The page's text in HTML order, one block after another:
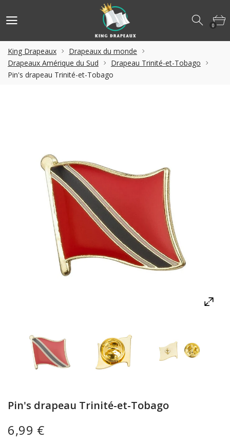
0
King Drapeaux
Drapeaux du monde
Drapeaux Amérique du Sud
Drapeau Trinité-et-Tobago
Pin's drapeau Trinité-et-Tobago
6,99 €
Pin's drapeau Trinité-et-Tobago